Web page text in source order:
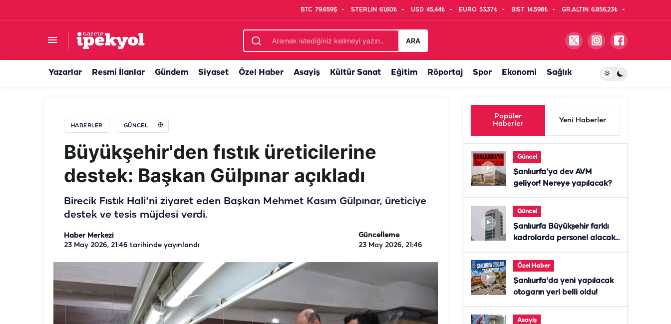
BTC 79.659$ STERLIN 61,60₺ USD 45,44₺ EURO 53,37₺ BIST 14.598₺ GR.ALTIN 6.856,23₺
ARA
Yazarlar Resmi İlanlar Gündem Siyaset Özel Haber Asayiş Kültür Sanat Eğitim Röportaj Spor Ekonomi Sağlık
HABERLER GÜNCEL
Büyükşehir'den fıstık üreticilerine
destek: Başkan Gülpınar açıkladı
Birecik Fıstık Hali'ni ziyaret eden Başkan Mehmet Kasım Gülpınar, üreticiye
destek ve tesis müjdesi verdi.
Haber Merkezi
23 May 2026, 21:46 tarihinde yayınlandı
Güncelleme
23 May 2026, 21:46
Popüler
Haberler
Yeni Haberler
Güncel
Şanlıurfa’ya dev AVM
geliyor! Nereye yapılacak?
Güncel
Şanlıurfa Büyükşehir farklı
kadrolarda personel alacak!
Özel Haber
Şanlıurfa'da yeni yapılacak
otogarın yeri belli oldu!
Asayiş